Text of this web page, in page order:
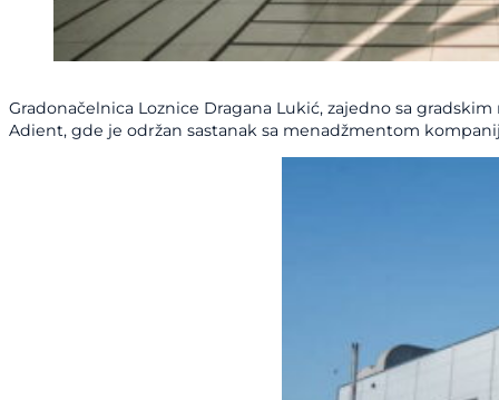
Gradonačelnica Loznice Dragana Lukić, zajedno sa
Adient, gde je održan sastanak sa menadžmentom